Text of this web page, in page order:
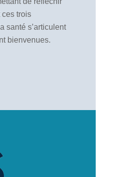
ces trois
santé s’articulent
bienvenues.